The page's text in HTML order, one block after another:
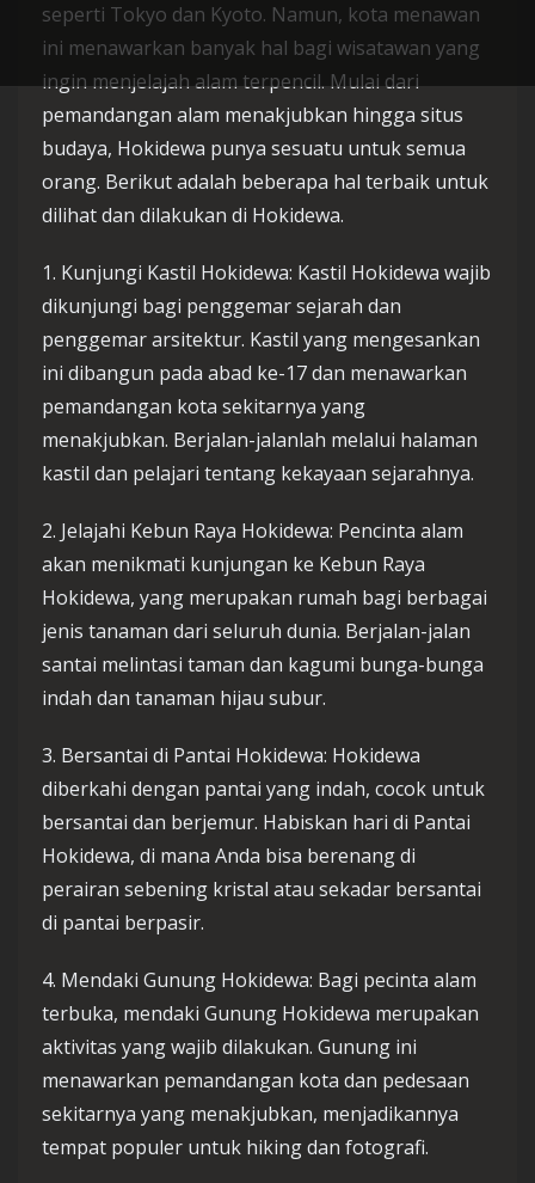
seperti Tokyo dan Kyoto. Namun, kota menawan
ini menawarkan banyak hal bagi wisatawan yang
ingin menjelajah alam terpencil. Mulai dari
pemandangan alam menakjubkan hingga situs
budaya, Hokidewa punya sesuatu untuk semua
orang. Berikut adalah beberapa hal terbaik untuk
dilihat dan dilakukan di Hokidewa.
1. Kunjungi Kastil Hokidewa: Kastil Hokidewa wajib
dikunjungi bagi penggemar sejarah dan
penggemar arsitektur. Kastil yang mengesankan
ini dibangun pada abad ke-17 dan menawarkan
pemandangan kota sekitarnya yang
menakjubkan. Berjalan-jalanlah melalui halaman
kastil dan pelajari tentang kekayaan sejarahnya.
2. Jelajahi Kebun Raya Hokidewa: Pencinta alam
akan menikmati kunjungan ke Kebun Raya
Hokidewa, yang merupakan rumah bagi berbagai
jenis tanaman dari seluruh dunia. Berjalan-jalan
santai melintasi taman dan kagumi bunga-bunga
indah dan tanaman hijau subur.
3. Bersantai di Pantai Hokidewa: Hokidewa
diberkahi dengan pantai yang indah, cocok untuk
bersantai dan berjemur. Habiskan hari di Pantai
Hokidewa, di mana Anda bisa berenang di
perairan sebening kristal atau sekadar bersantai
di pantai berpasir.
4. Mendaki Gunung Hokidewa: Bagi pecinta alam
terbuka, mendaki Gunung Hokidewa merupakan
aktivitas yang wajib dilakukan. Gunung ini
menawarkan pemandangan kota dan pedesaan
sekitarnya yang menakjubkan, menjadikannya
tempat populer untuk hiking dan fotografi.